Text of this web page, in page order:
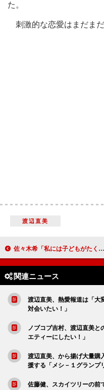
た。
刺激的な恋愛はまだまだ
渡辺直美
佐々木希「私には子どもがたくさんいます」 「子だくさんのお母さんという設定」
関連ニュース
渡辺直美、熱愛報道は「
対会いたい！」
ノブコブ吉村、渡辺直美
エティーにしたい！」
渡辺直美、から揚げ大量
援する「メシ－１グランプ
佐藤健、スカイツリーの